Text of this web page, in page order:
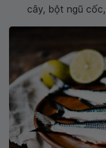
cây, bột ngũ cốc,